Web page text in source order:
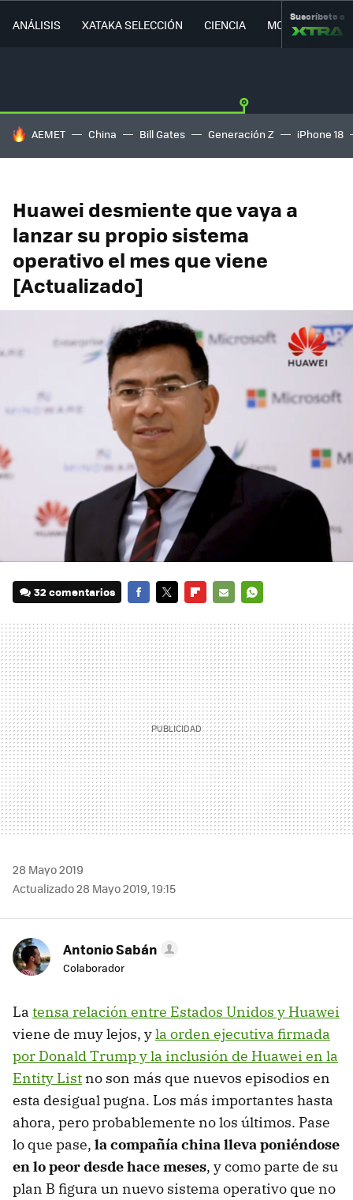
ANÁLISIS XATAKA SELECCIÓN CIENCIA MOVILIDAD
Suscríbete a
HOY SE HABLA DE
AEMET China Bill Gates Generación Z iPhone 18
Huawei desmiente que vaya a
lanzar su propio sistema
operativo el mes que viene
[Actualizado]
32 comentarios
MAIL
28 Mayo 2019
Actualizado 28 Mayo 2019, 19:15
Antonio Sabán
Colaborador
La tensa relación entre Estados Unidos y Huawei
viene de muy lejos, yla orden ejecutiva firmada
por Donald Trump y la inclusión de Huawei en la
Entity List no son más que nuevos episodios en
esta desigual pugna. Los más importantes hasta
ahora, pero probablemente no los últimos. Pase
lo que pase, la compañía china lleva poniéndose
en lo peor desde hace meses, y como parte de su
plan B figura un nuevo sistema operativo que no